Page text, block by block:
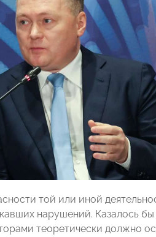
той или иной
нарушений. Казалось
теоретически должно